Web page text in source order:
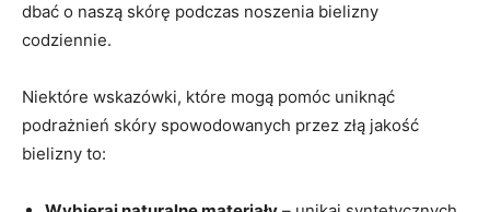
dbać ⁣o naszą ‌skórę podczas noszenia bielizny
⁢codziennie.
Niektóre ‌wskazówki, ​które mogą pomóc uniknąć
podrażnień skóry ​spowodowanych przez⁤ złą jakość‌
bielizny to: